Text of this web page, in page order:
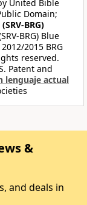
United Bible
Domain;
(SRV-BRG)
BRG) Blue
2015 BRG
reserved.
Patent and
lenguaje actual
&
and deals in